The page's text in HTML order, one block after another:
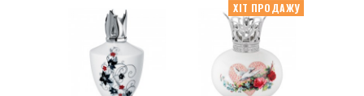
ХІТ ПРОДАЖУ